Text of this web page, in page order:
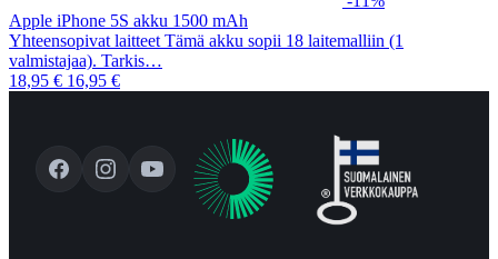
Apple iPhone 5S akku 1500 mAh
Yhteensopivat laitteet Tämä akku sopii 18 laitemalliin (1
valmistajaa). Tarkis…
18,95 € 16,95 €